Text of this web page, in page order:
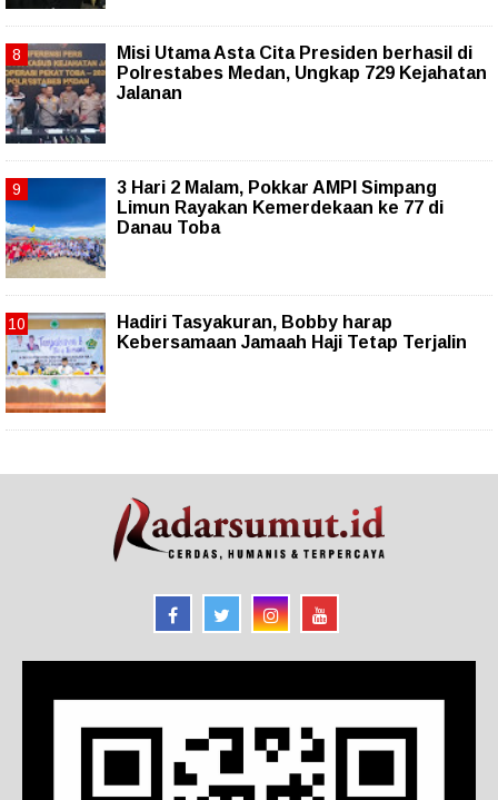
Misi Utama Asta Cita Presiden berhasil di
Polrestabes Medan, Ungkap 729 Kejahatan
Jalanan
3 Hari 2 Malam, Pokkar AMPI Simpang
Limun Rayakan Kemerdekaan ke 77 di
Danau Toba
Hadiri Tasyakuran, Bobby harap
Kebersamaan Jamaah Haji Tetap Terjalin